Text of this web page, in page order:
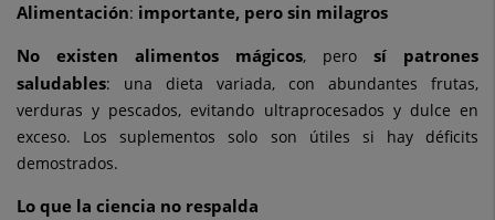
Alimentación: importante, pero sin milagros
No existen alimentos mágicos, pero sí patrones
saludables: una dieta variada, con abundantes frutas,
verduras y pescados, evitando ultraprocesados y dulce en
exceso. Los suplementos solo son útiles si hay déficits
demostrados.
Lo que la ciencia no respalda